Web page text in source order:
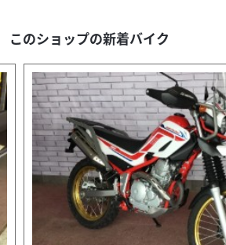
このショップの新着バイク